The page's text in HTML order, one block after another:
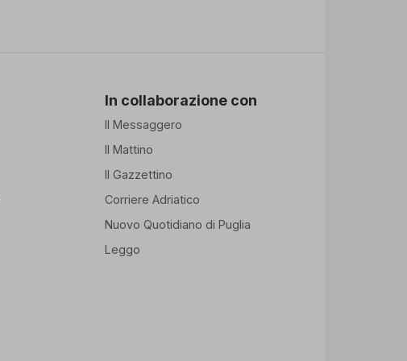
In collaborazione con
Il Messaggero
Il Mattino
Il Gazzettino
Corriere Adriatico
Nuovo Quotidiano di Puglia
Leggo